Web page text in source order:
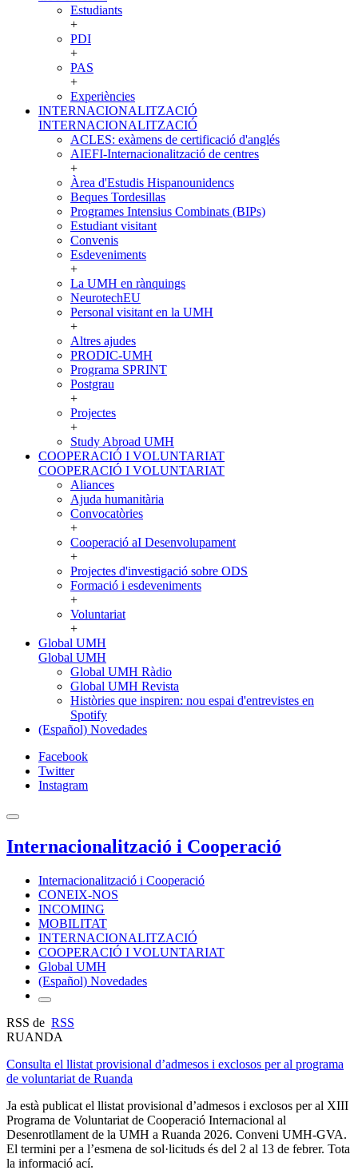
Estudiants
+
PDI
+
PAS
+
Experiències
INTERNACIONALITZACIÓ
INTERNACIONALITZACIÓ
ACLES: exàmens de certificació d'anglés
AIEFI-Internacionalització de centres
+
Àrea d'Estudis Hispanounidencs
Beques Tordesillas
Programes Intensius Combinats (BIPs)
Estudiant visitant
Convenis
Esdeveniments
+
La UMH en rànquings
NeurotechEU
Personal visitant en la UMH
+
Altres ajudes
PRODIC-UMH
Programa SPRINT
Postgrau
+
Projectes
+
Study Abroad UMH
COOPERACIÓ I VOLUNTARIAT
COOPERACIÓ I VOLUNTARIAT
Aliances
Ajuda humanitària
Convocatòries
+
Cooperació aI Desenvolupament
+
Projectes d'investigació sobre ODS
Formació i esdeveniments
+
Voluntariat
+
Global UMH
Global UMH
Global UMH Ràdio
Global UMH Revista
Històries que inspiren: nou espai d'entrevistes en
Spotify
(Español) Novedades
Facebook
Twitter
Instagram
Internacionalització i Cooperació
Internacionalització i Cooperació
CONEIX-NOS
INCOMING
MOBILITAT
INTERNACIONALITZACIÓ
COOPERACIÓ I VOLUNTARIAT
Global UMH
(Español) Novedades
RSS de RSS
RUANDA
Consulta el llistat provisional d’admesos i exclosos per al programa
de voluntariat de Ruanda
Ja està publicat el llistat provisional d’admesos i exclosos per al XIII
Programa de Voluntariat de Cooperació Internacional al
Desenrotllament de la UMH a Ruanda 2026. Conveni UMH-GVA.
El termini per a l’esmena de sol·licituds és del 2 al 13 de febrer. Tota
la informació ací.